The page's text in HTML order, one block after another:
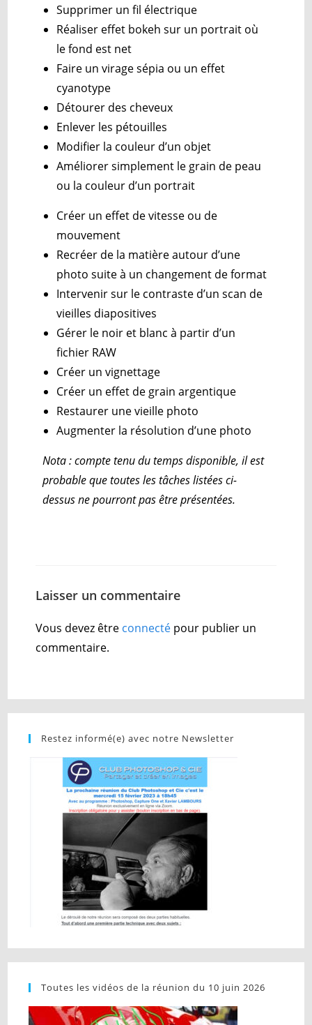
Supprimer un fil électrique
Réaliser effet bokeh sur un portrait où
le fond est net
Faire un virage sépia ou un effet
cyanotype
Détourer des cheveux
Enlever les pétouilles
Modifier la couleur d’un objet
Améliorer simplement le grain de peau
ou la couleur d’un portrait
Créer un effet de vitesse ou de
mouvement
Recréer de la matière autour d’une
photo suite à un changement de format
Intervenir sur le contraste d’un scan de
vieilles diapositives
Gérer le noir et blanc à partir d’un
fichier RAW
Créer un vignettage
Créer un effet de grain argentique
Restaurer une vieille photo
Augmenter la résolution d’une photo
Nota : compte tenu du temps disponible, il est
probable que toutes les tâches listées ci-
dessus ne pourront pas être présentées.
Laisser un commentaire
Vous devez être connecté pour publier un
commentaire.
Restez informé(e) avec notre Newsletter
Toutes les vidéos de la réunion du 10 juin 2026